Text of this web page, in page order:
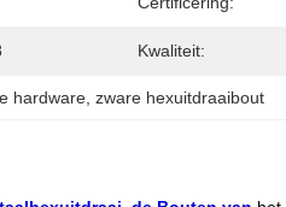
Kwaliteit:
hardware , zware hexuitdraaibout